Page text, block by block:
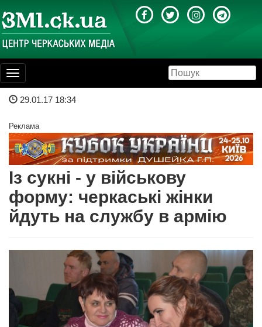
Toggle
navigation
29.01.17 18:34
Реклама
Із сукні - у військову
форму: черкаські жінки
йдуть на службу в армію